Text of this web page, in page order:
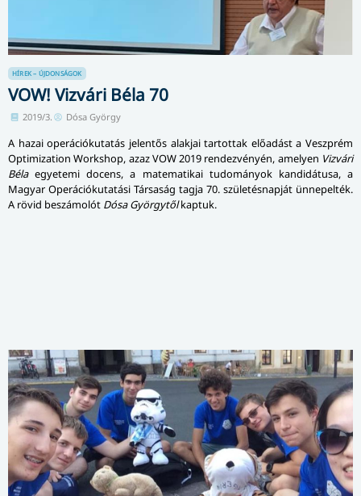
HÍREK – ÚJDONSÁGOK
VOW! Vizvári Béla 70
2019/3. Dósa György
A hazai operációkutatás jelentős alakjai tartottak előadást a Veszprém
Optimization Workshop, azaz VOW 2019 rendezvényén, amelyen Vizvári
Bélaegyetemi docens, a matematikai tu­do­má­nyok kandidátusa, a
Magyar Operációkutatási Társaság tagja 70. születésnapját ünnepelték.
A rövid beszámolót Dósa Györgytőlkaptuk.